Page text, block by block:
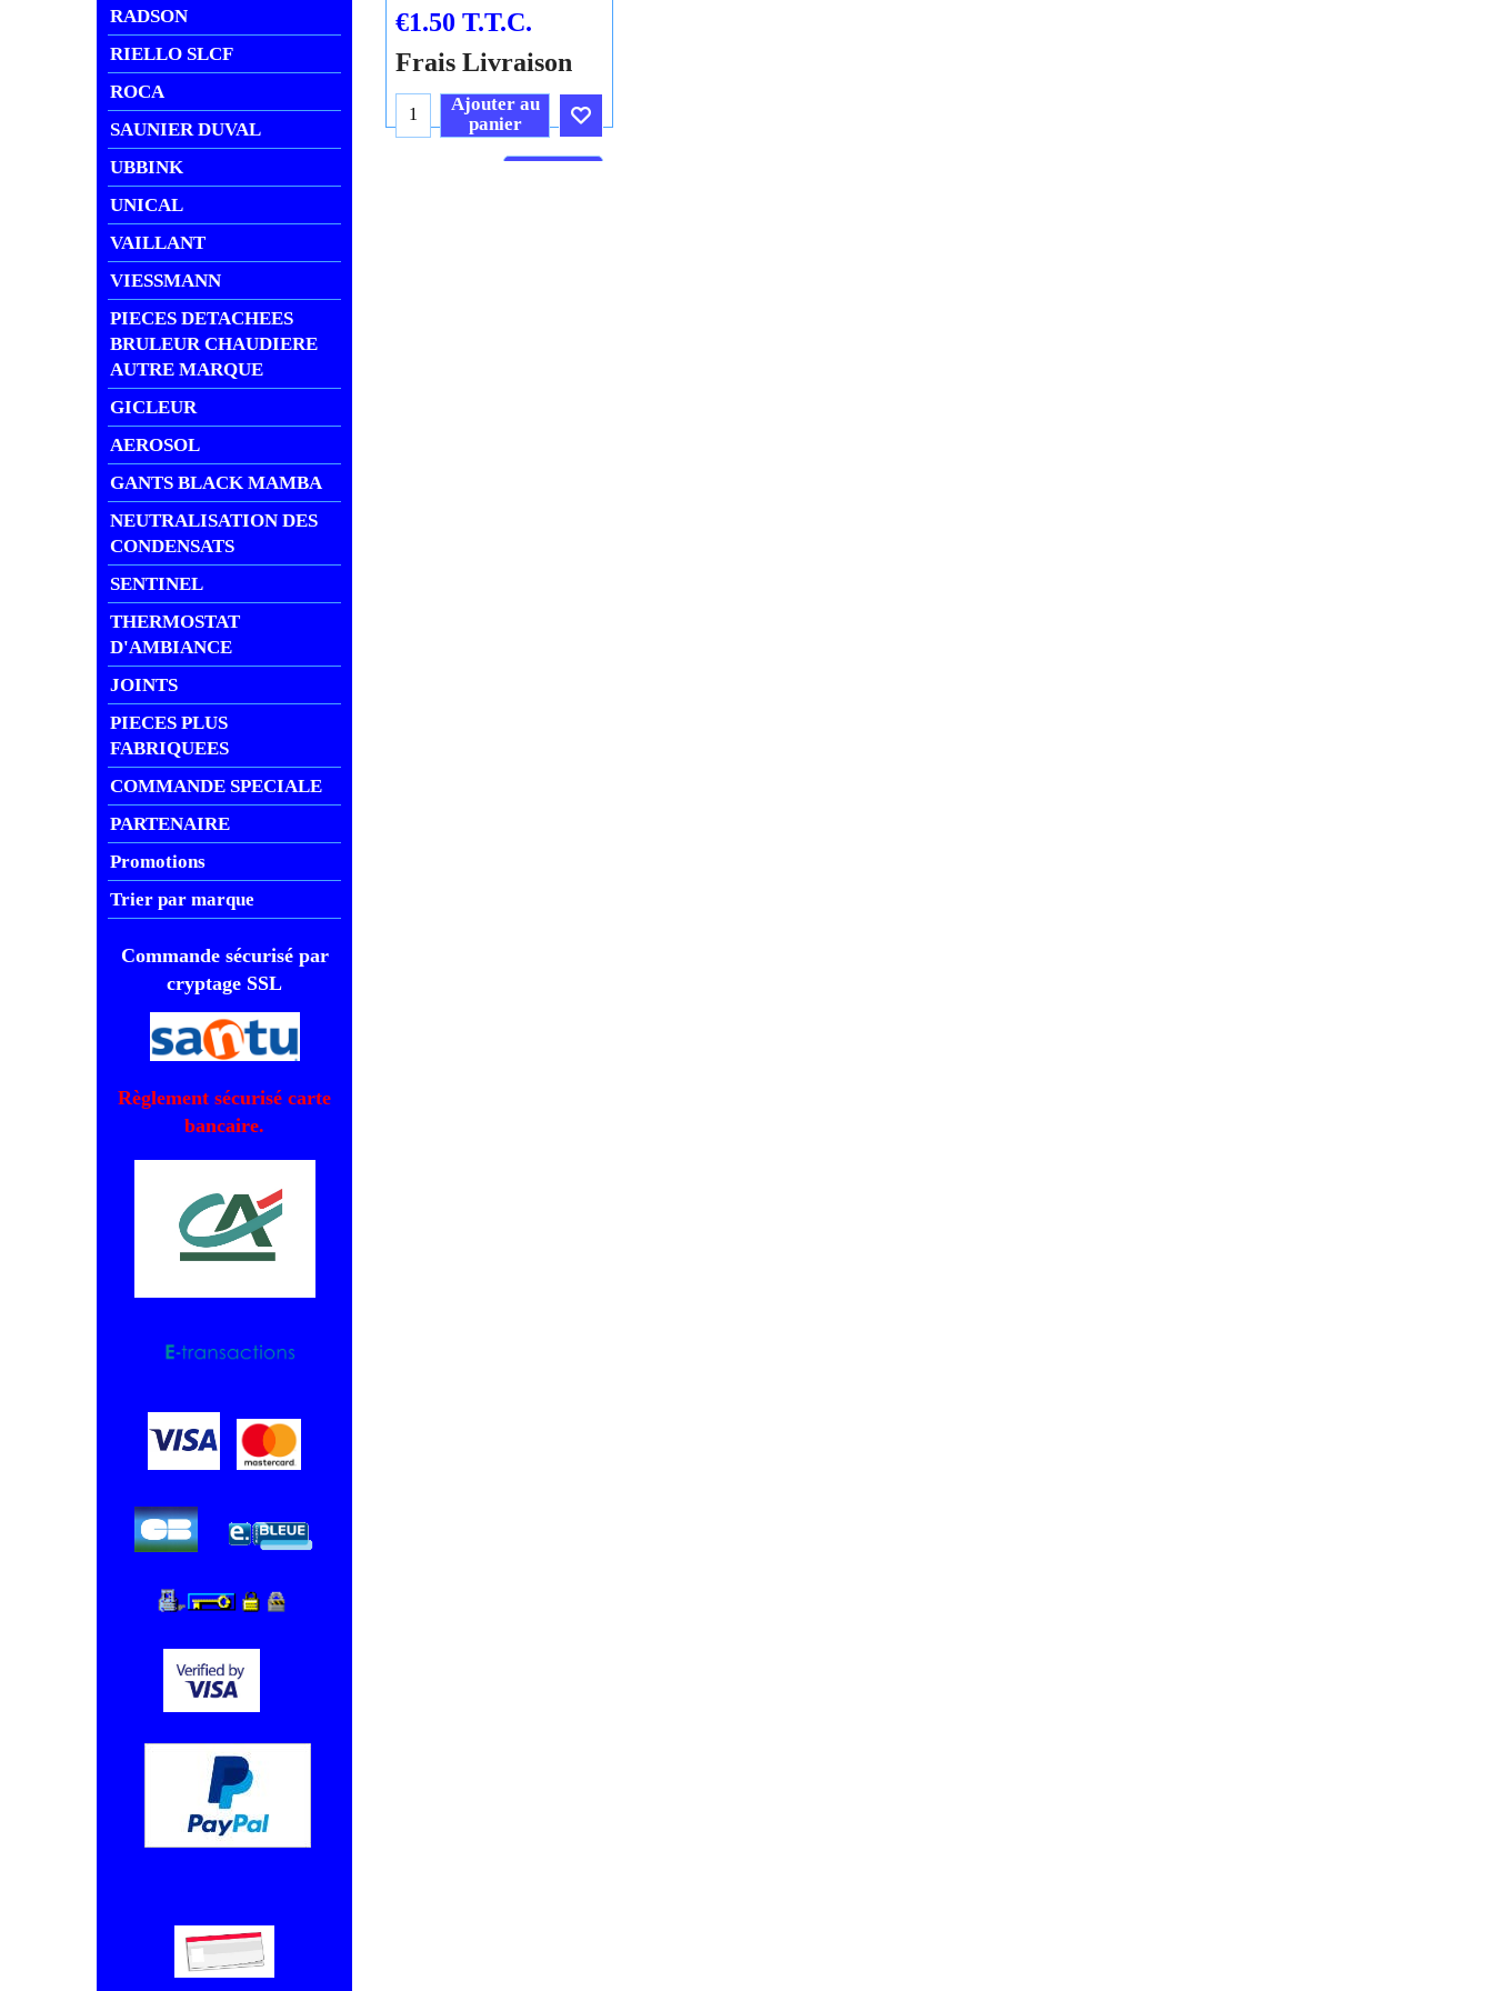
RADSON
RIELLO SLCF
ROCA
SAUNIER DUVAL
UBBINK
UNICAL
VAILLANT
VIESSMANN
PIECES DETACHEES
BRULEUR CHAUDIERE
AUTRE MARQUE
GICLEUR
AEROSOL
GANTS BLACK MAMBA
NEUTRALISATION DES
CONDENSATS
SENTINEL
THERMOSTAT
D'AMBIANCE
JOINTS
PIECES PLUS
FABRIQUEES
COMMANDE SPECIALE
PARTENAIRE
Promotions
Trier par marque
Commande sécurisé par
cryptage SSL
Règlement sécurisé carte
bancaire.
€1.50 T.T.C.
Frais Livraison
Ajouter au
panier